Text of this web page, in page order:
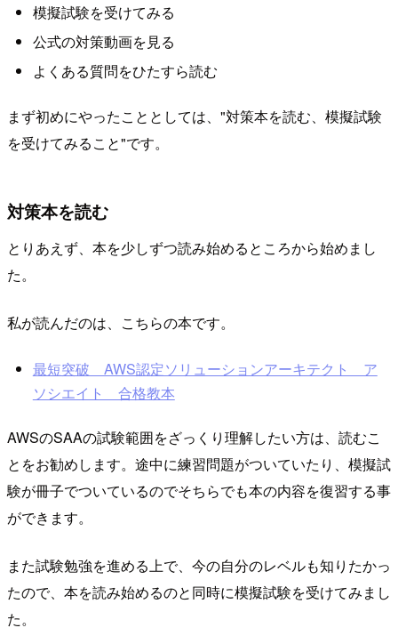
模擬試験を受けてみる
公式の対策動画を見る
よくある質問をひたすら読む
まず初めにやったこととしては、"対策本を読む、模擬試験
を受けてみること"です。
対策本を読む
とりあえず、本を少しずつ読み始めるところから始めまし
た。
私が読んだのは、こちらの本です。
最短突破 AWS認定ソリューションアーキテクト ア
ソシエイト 合格教本
AWSのSAAの試験範囲をざっくり理解したい方は、読むこ
とをお勧めします。途中に練習問題がついていたり、模擬試
験が冊子でついているのでそちらでも本の内容を復習する事
ができます。
また試験勉強を進める上で、今の自分のレベルも知りたかっ
たので、本を読み始めるのと同時に模擬試験を受けてみまし
た。